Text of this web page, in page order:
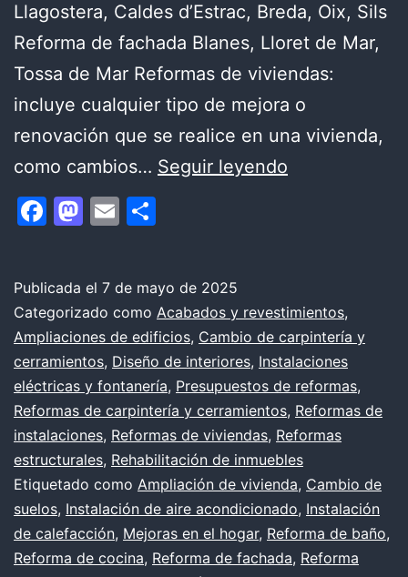
Llagostera, Caldes d’Estrac, Breda, Oix, Sils
Reforma de fachada Blanes, Lloret de Mar,
Tossa de Mar Reformas de viviendas:
incluye cualquier tipo de mejora o
renovación que se realice en una vivienda,
como cambios… Seguir leyendo
técnicos
integrales
y
definición
de
cada
uno
Facebook
Mastodon
Email
Publicada el 7 de mayo de 2025
Categorizado como Acabados y revestimientos,
Ampliaciones de edificios, Cambio de carpintería y
cerramientos, Diseño de interiores, Instalaciones
eléctricas y fontanería, Presupuestos de reformas,
Reformas de carpintería y cerramientos, Reformas de
instalaciones, Reformas de viviendas, Reformas
estructurales, Rehabilitación de inmuebles
Etiquetado como Ampliación de vivienda, Cambio de
suelos, Instalación de aire acondicionado, Instalación
de calefacción, Mejoras en el hogar, Reforma de baño,
Reforma de cocina, Reforma de fachada, Reforma